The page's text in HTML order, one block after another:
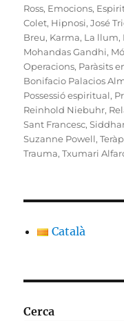
Ross, Emocions,
Colet, Hipnosi,José
Breu, Karma, La llum,
Mohandas Gandhi,
Operacions, Paràsits
Bonifacio Palacios
Possessió espiritual,
Reinhold Niebuhr,
Sant Francesc,
Suzanne Powell,
Trauma,Txumari
Català
Cerca